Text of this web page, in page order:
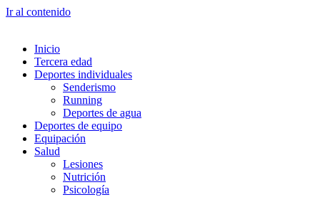
Ir al contenido
Inicio
Tercera edad
Deportes individuales
Senderismo
Running
Deportes de agua
Deportes de equipo
Equipación
Salud
Lesiones
Nutrición
Psicología